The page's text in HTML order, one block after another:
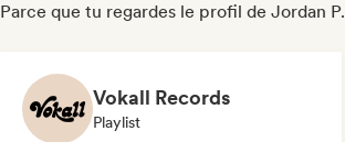
Parce que tu regardes le profil de Jordan P.
Vokall Records
Playlist